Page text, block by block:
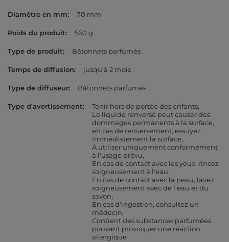
Diamètre en mm 70 mm
Poids du produit 560 g
Type de produit Bâtonnets parfumés
Temps de diffusion jusqu'à 2 mois
Type de diffuseur Bâtonnets parfumés
Type d'avertissement
Tenir hors de portée des enfants
Le liquide renversé peut causer des
dommages permanents à la surface,
en cas de renversement, essuyez
immédiatement la surface
À utiliser uniquement conformément
à l'usage prévu
En cas de contact avec les yeux, rincez
soigneusement à l'eau
En cas de contact avec la peau, lavez
soigneusement avec de l'eau et du
savon
En cas d'ingestion, consultez un
médecin
Contient des substances parfumées
pouvant provoquer une réaction
allergique